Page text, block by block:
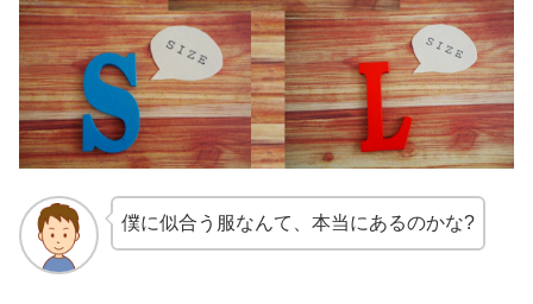
僕に似合う服なんて、本当にあるのかな?